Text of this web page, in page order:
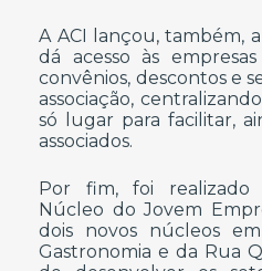
A ACI lançou, também,
dá acesso às
convênios, descontos e
associação,
só lugar para facilitar,
associados.
Por fim, foi
Núcleo do Jovem
dois novos núcleos
Gastronomia e da Rua